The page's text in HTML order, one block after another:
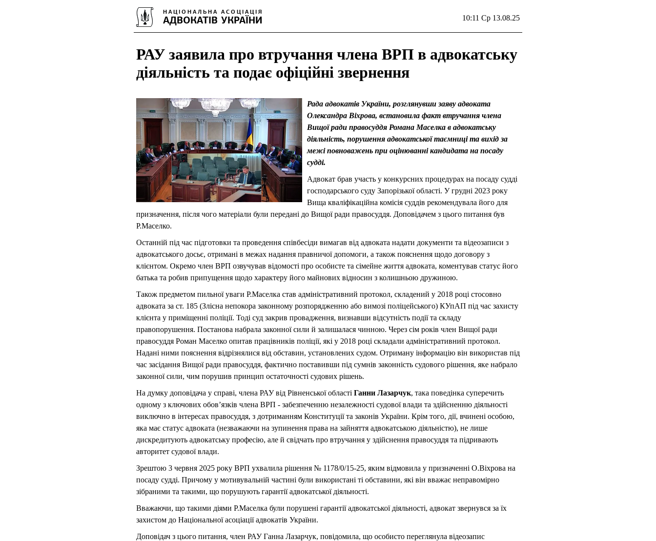
10:11 Ср 13.08.25
РАУ заявила про втручання члена ВРП в адвокатську
діяльність та подає офіційні звернення
Рада адвокатів України, розглянувши заяву адвоката
Олександра Віхрова, встановила факт втручання члена
Вищої ради правосуддя Романа Маселка в адвокатську
діяльність, порушення адвокатської таємниці та вихід за
межі повноважень при оцінюванні кандидата на посаду
судді.
Адвокат брав участь у конкурсних процедурах на посаду судді
господарського суду Запорізької області. У грудні 2023 року
Вища кваліфікаційна комісія суддів рекомендувала його для
призначення, після чого матеріали були передані до Вищої ради правосуддя. Доповідачем з цього питання був
Р.Маселко.
Останній під час підготовки та проведення співбесіди вимагав від адвоката надати документи та відеозаписи з
адвокатського досьє, отримані в межах надання правничої допомоги, а також пояснення щодо договору з
клієнтом. Окремо член ВРП озвучував відомості про особисте та сімейне життя адвоката, коментував статус його
батька та робив припущення щодо характеру його майнових відносин з колишньою дружиною.
Також предметом пильної уваги Р.Маселка став адміністративний протокол, складений у 2018 році стосовно
адвоката за ст. 185 (Злісна непокора законному розпорядженню або вимозі поліцейського) КУпАП під час захисту
клієнта у приміщенні поліції. Тоді суд закрив провадження, визнавши відсутність події та складу
правопорушення. Постанова набрала законної сили й залишалася чинною. Через сім років член Вищої ради
правосуддя Роман Маселко опитав працівників поліції, які у 2018 році складали адміністративний протокол.
Надані ними пояснення відрізнялися від обставин, установлених судом. Отриману інформацію він використав під
час засідання Вищої ради правосуддя, фактично поставивши під сумнів законність судового рішення, яке набрало
законної сили, чим порушив принцип остаточності судових рішень.
На думку доповідача у справі, члена РАУ від Рівненської області Ганни Лазарчук, така поведінка суперечить
одному з ключових обов’язків члена ВРП - забезпеченню незалежності судової влади та здійсненню діяльності
виключно в інтересах правосуддя, з дотриманням Конституції та законів України. Крім того, дії, вчинені особою,
яка має статус адвоката (незважаючи на зупинення права на зайняття адвокатською діяльністю), не лише
дискредитують адвокатську професію, але й свідчать про втручання у здійснення правосуддя та підривають
авторитет судової влади.
Зрештою 3 червня 2025 року ВРП ухвалила рішення № 1178/0/15-25, яким відмовила у призначенні О.Віхрова на
посаду судді. Причому у мотивувальній частині були використані ті обставини, які він вважає неправомірно
зібраними та такими, що порушують гарантії адвокатської діяльності.
Вважаючи, що такими діями Р.Маселка були порушені гарантії адвокатської діяльності, адвокат звернувся за їх
захистом до Національної асоціації адвокатів України.
Доповідач з цього питання, член РАУ Ганна Лазарчук, повідомила, що особисто переглянула відеозапис